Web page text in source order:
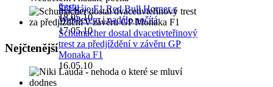
trestu
18.05.10
Šéf stáje F1 Red Bull Horner s
Webberem i nadále počítá
17.05.10
Schumacher dostal dvacetivteřinový
trest za předjíždění v závěru GP
Monaka F1
16.05.10
Nejčtenější